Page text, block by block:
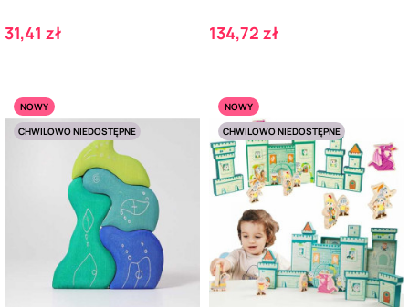
Cena
31,41 zł Cena
134,72 zł
NOWY
CHWILOWO NIEDOSTĘPNE
NOWY
CHWILOWO NIEDOSTĘPNE